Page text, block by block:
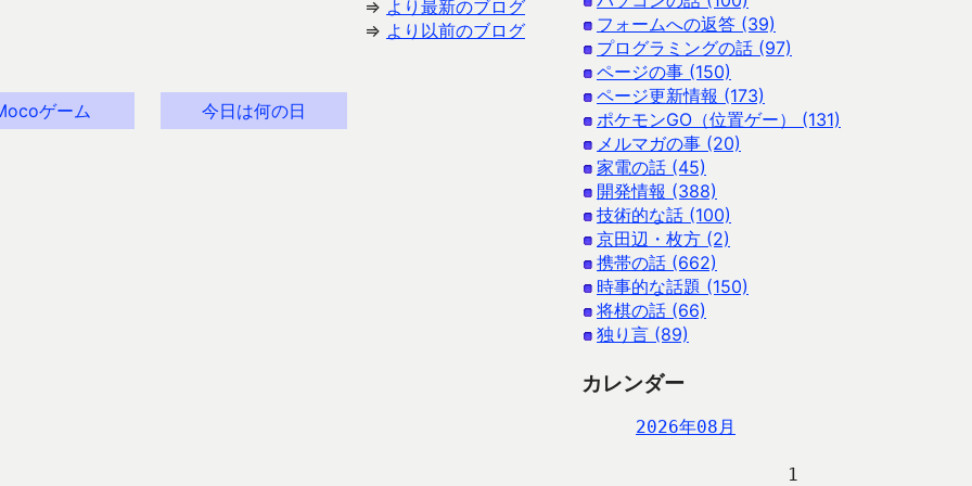
⇒ より最新のブログ
⇒ より以前のブログ
ゲーム 今日は何の日
フォームへの返答 (39)
プログラミングの話 (97)
ページの事 (150)
ページ更新情報 (173)
ポケモンGO（位置ゲー） (131)
メルマガの事 (20)
家電の話 (45)
開発情報 (388)
技術的な話 (100)
京田辺・枚方 (2)
携帯の話 (662)
時事的な話題 (150)
将棋の話 (66)
独り言 (89)
カレンダー
2026年08月
                   1